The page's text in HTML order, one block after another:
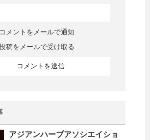
メントをメールで通知
稿をメールで受け取る
アジアンハーブアソシエイショ